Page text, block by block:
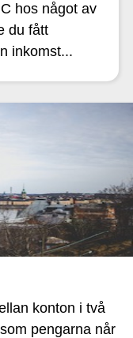
hos något av
du fått
inkomst...
konton i två
pengarna når